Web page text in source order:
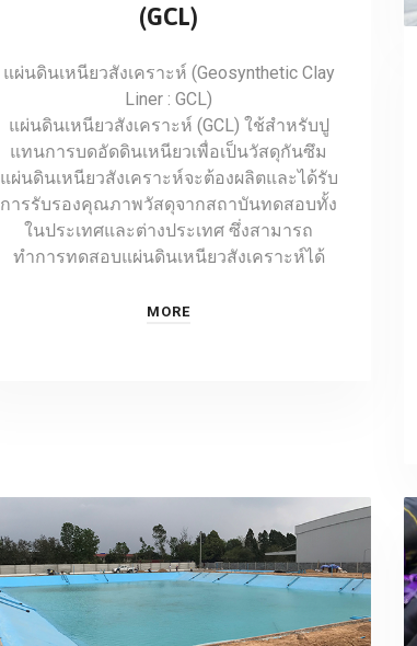
(GCL)
แผ่นดินเหนียวสังเคราะห์ (Geosynthetic Clay
Liner : GCL)
แผ่นดินเหนียวสังเคราะห์ (GCL) ใช้สำหรับปู
แทนการบดอัดดินเหนียวเพื่อเป็นวัสดุกันซึม
แผ่นดินเหนียวสังเคราะห์จะต้องผลิตและได้รับ
การรับรองคุณภาพวัสดุจากสถาบันทดสอบทั้ง
ในประเทศและต่างประเทศ ซึ่งสามารถ
ทำการทดสอบแผ่นดินเหนียวสังเคราะห์ได้
MORE